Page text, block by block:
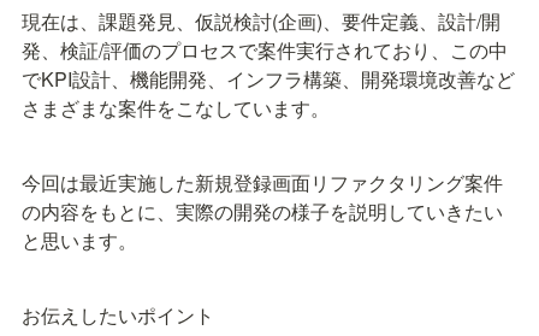
現在は、課題発見、仮説検討(企画)、要件定義、設計/開
発、検証/評価のプロセスで案件実行されており、この中
でKPI設計、機能開発、インフラ構築、開発環境改善など
さまざまな案件をこなしています。
今回は最近実施した新規登録画面リファクタリング案件
の内容をもとに、実際の開発の様子を説明していきたい
と思います。
お伝えしたいポイント